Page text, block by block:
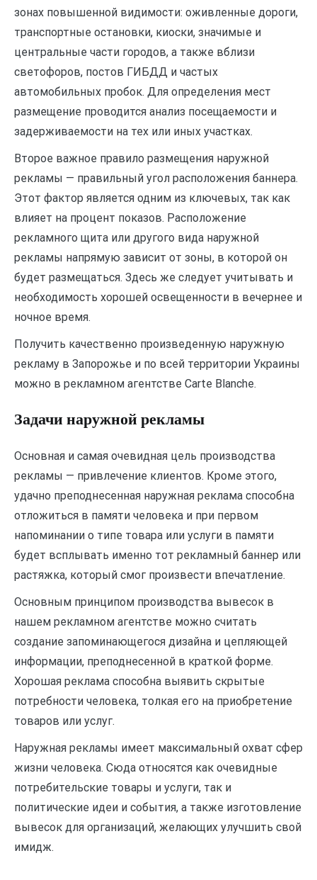
зонах повышенной видимости: оживленные дороги,
транспортные остановки, киоски, значимые и
центральные части городов, а также вблизи
светофоров, постов ГИБДД и частых
автомобильных пробок. Для определения мест
размещение проводится анализ посещаемости и
задерживаемости на тех или иных участках.
Второе важное правило размещения наружной
рекламы — правильный угол расположения баннера.
Этот фактор является одним из ключевых, так как
влияет на процент показов. Расположение
рекламного щита или другого вида наружной
рекламы напрямую зависит от зоны, в которой он
будет размещаться. Здесь же следует учитывать и
необходимость хорошей освещенности в вечернее и
ночное время.
Получить качественно произведенную наружную
рекламу в Запорожье и по всей территории Украины
можно в рекламном агентстве Carte Blanche.
Задачи наружной рекламы
Основная и самая очевидная цель производства
рекламы — привлечение клиентов. Кроме этого,
удачно преподнесенная наружная реклама способна
отложиться в памяти человека и при первом
напоминании о типе товара или услуги в памяти
будет всплывать именно тот рекламный баннер или
растяжка, который смог произвести впечатление.
Основным принципом производства вывесок в
нашем рекламном агентстве можно считать
создание запоминающегося дизайна и цепляющей
информации, преподнесенной в краткой форме.
Хорошая реклама способна выявить скрытые
потребности человека, толкая его на приобретение
товаров или услуг.
Наружная рекламы имеет максимальный охват сфер
жизни человека. Сюда относятся как очевидные
потребительские товары и услуги, так и
политические идеи и события, а также изготовление
вывесок для организаций, желающих улучшить свой
имидж.